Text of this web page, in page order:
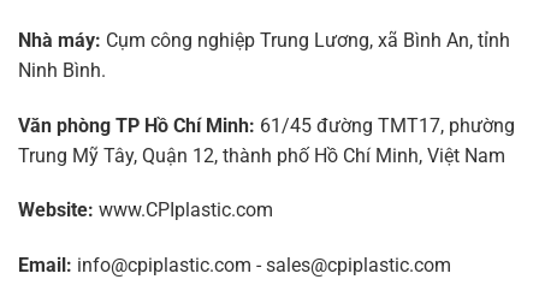
Nhà máy: Cụm công nghiệp Trung Lương, xã Bình An, tỉnh
Ninh Bình.
Văn phòng TP Hồ Chí Minh: 61/45 đường TMT17, phường
Trung Mỹ Tây, Quận 12, thành phố Hồ Chí Minh, Việt Nam
Website: www.CPIplastic.com
Email: info@cpiplastic.com - sales@cpiplastic.com